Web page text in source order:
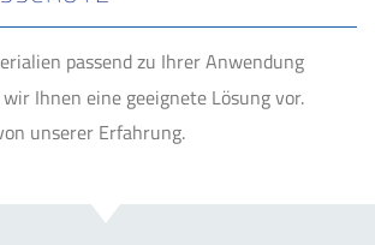
passend zu Ihrer Anwendung
Ihnen eine geeignete Lösung vor.
unserer Erfahrung.